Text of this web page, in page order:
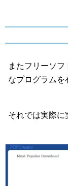
またフリーソ
なプログラムを
それでは実際に